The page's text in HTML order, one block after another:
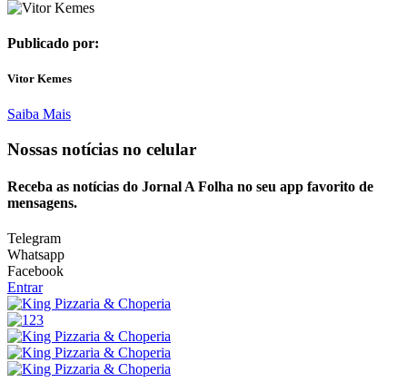
Publicado por:
Vitor Kemes
Saiba Mais
Nossas notícias no celular
Receba as notícias do Jornal A Folha no seu app favorito de
mensagens.
Telegram
Whatsapp
Facebook
Entrar